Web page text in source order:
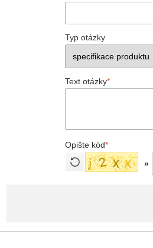
Typ otázky
Text otázky*
Opište kód*
»